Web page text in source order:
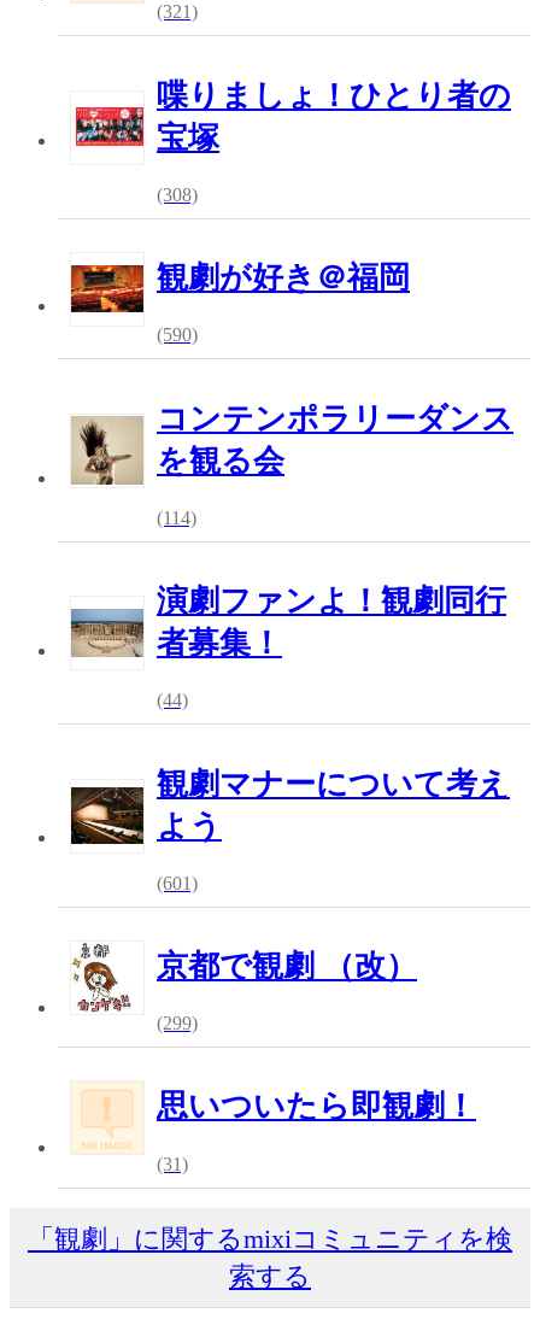
(321)
喋りましょ！ひとり者の
宝塚
(308)
観劇が好き＠福岡
(590)
コンテンポラリーダンス
を観る会
(114)
演劇ファンよ！観劇同行
者募集！
(44)
観劇マナーについて考え
よう
(601)
京都で観劇 （改）
(299)
思いついたら即観劇！
(31)
「観劇」に関するmixiコミュニティを検
索する